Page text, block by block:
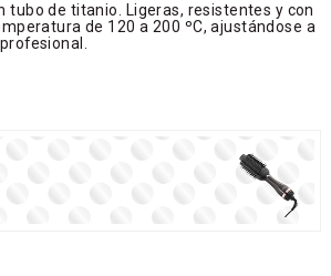
tubo de titanio. Ligeras, resistentes y con
de 120 a 200 ºC, ajustándose a